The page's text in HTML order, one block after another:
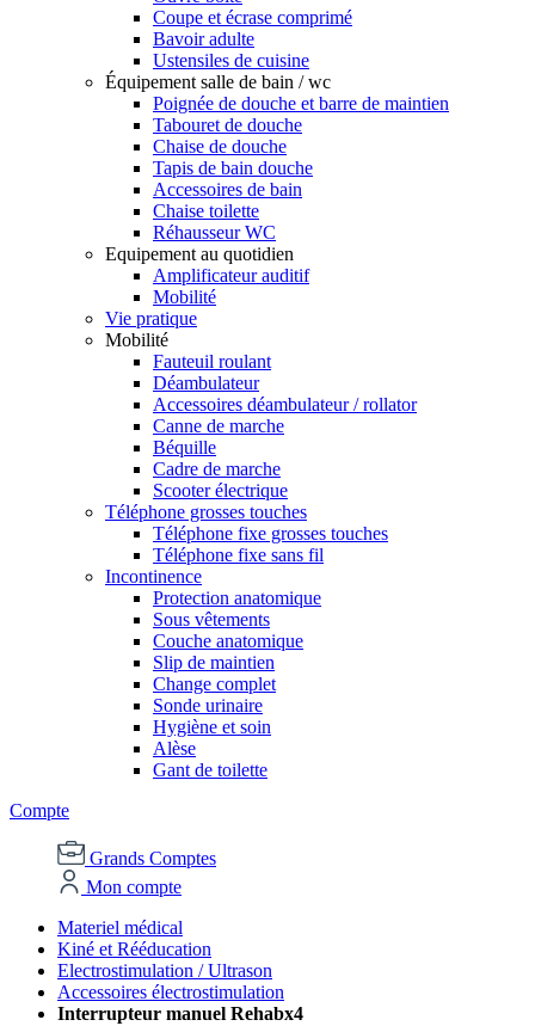
Coupe et écrase comprimé
Bavoir adulte
Ustensiles de cuisine
Équipement salle de bain / wc
Poignée de douche et barre de maintien
Tabouret de douche
Chaise de douche
Tapis de bain douche
Accessoires de bain
Chaise toilette
Réhausseur WC
Equipement au quotidien
Amplificateur auditif
Mobilité
Vie pratique
Mobilité
Fauteuil roulant
Déambulateur
Accessoires déambulateur / rollator
Canne de marche
Béquille
Cadre de marche
Scooter électrique
Téléphone grosses touches
Téléphone fixe grosses touches
Téléphone fixe sans fil
Incontinence
Protection anatomique
Sous vêtements
Couche anatomique
Slip de maintien
Change complet
Sonde urinaire
Hygiène et soin
Alèse
Gant de toilette
Compte
Grands Comptes
Mon compte
Materiel médical
Kiné et Rééducation
Electrostimulation / Ultrason
Accessoires électrostimulation
Interrupteur manuel Rehabx4